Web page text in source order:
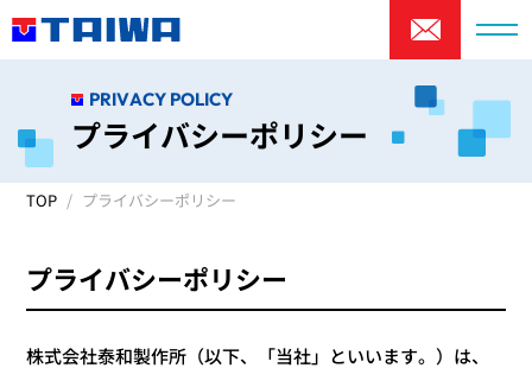
PRIVACY POLICY
プライバシーポリシー
TOP プライバシーポリシー
プライバシーポリシー
株式会社泰和製作所（以下、「当社」といいます。）は、